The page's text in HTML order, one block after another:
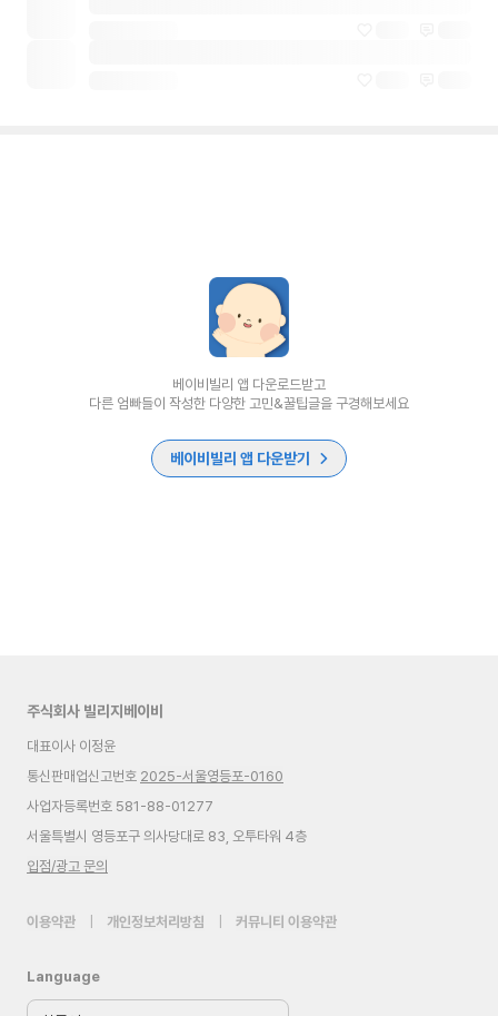
베이비빌리 앱 다운로드받고
다른 엄빠들이 작성한 다양한 고민&꿀팁글을 구경해보세요
베이비빌리 앱 다운받기
주식회사 빌리지베이비
대표이사 이정윤
통신판매업신고번호 2025-서울영등포-0160
사업자등록번호 581-88-01277
서울특별시 영등포구 의사당대로 83, 오투타워 4층
입점/광고 문의
이용약관 개인정보처리방침 커뮤니티 이용약관
Language